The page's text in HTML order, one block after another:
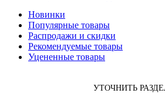
Новинки
Популярные товары
Распродажи и скидки
Рекомендуемые товары
Уцененные товары
УТОЧНИТЬ